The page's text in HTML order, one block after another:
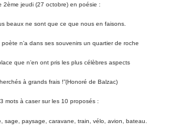
2ème jeudi (27 octobre) en poésie :
beaux ne sont que ce que nous en faisons.
n’a dans ses souvenirs un quartier de roche
que n’en ont pris les plus célèbres aspects
à grands frais !”(Honoré de Balzac)
mots à caser sur les 10 proposés :
sage, paysage, caravane, train, vélo, avion, bateau.